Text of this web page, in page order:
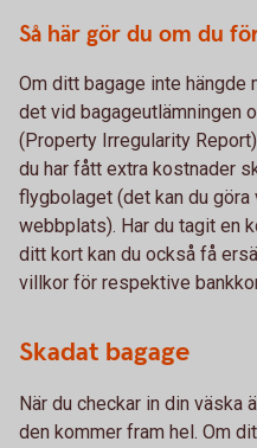
Så här gör du om du
Om ditt bagage inte hängde
det vid bagageutlämningen
(Property Irregularity
du har fått extra kostnader
flygbolaget (det kan du
webbplats). Har du tagit en
ditt kort kan du också få
villkor för respektive
Skadat bagage
När du checkar in din väska
den kommer fram hel. Om